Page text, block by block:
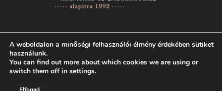
Copyright © Minden jog fenntartva | Borsay kozmetika és
A weboldalon a minőségi felhasználói élmény érdekében sütiket
használunk.
You can find out more about which cookies we are using or
switch them off in settings.